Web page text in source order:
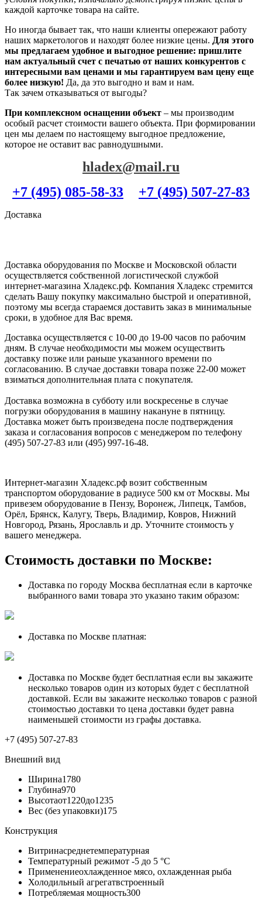
каждой карточке товара на сайте.
Но иногда бывает так, что наши клиенты опережают работу
наших маркетологов и находят более низкие цены. Для этого
мы предлагаем удобное и выгодное решение: пришлите
нам актуальный счет с печатью от наших конкурентов с
интересными вам ценами и мы гарантируем вам цену еще
более низкую! Да, да это выгодно и вам и нам.
Так зачем отказываться от выгоды?
При комплексном оснащении объект – мы производим
особый расчет стоимости вашего объекта. При формировании
цен мы делаем по настоящему выгодное предложение,
которое не оставит вас равнодушными.
hladex@mail.ru
+7 (495) 085-58-33
+7 (495) 507-27-83
Доставка
Доставка оборудования по Москве и Московской области
осуществляется собственной логистической службой
интернет-магазина Хладекс.рф. Компания Хладекс стремится
сделать Вашу покупку максимально быстрой и оперативной,
поэтому мы всегда стараемся доставить заказ в минимальные
сроки, в удобное для Вас время.
Доставка осуществляется с 10-00 до 19-00 часов по рабочим
дням. В случае необходимости мы можем осуществить
доставку позже или раньше указанного времени по
согласованию. В случае доставки товара позже 22-00 может
взиматься дополнительная плата с покупателя.
Доставка возможна в субботу или воскресенье в случае
погрузки оборудования в машину накануне в пятницу.
Доставка может быть произведена после подтверждения
заказа и согласования вопросов с менеджером по телефону
(495) 507-27-83 или (495) 997-16-48.
Интернет-магазин Хладекс.рф возит собственным
транспортом оборудование в радиусе 500 км от Москвы. Мы
привезем оборудование в Пензу, Воронеж, Липецк, Тамбов,
Орёл, Брянск, Калугу, Тверь, Владимир, Ковров, Нижний
Новгород, Рязань, Ярославль и др. Уточните стоимость у
вашего менеджера.
Стоимость доставки по Москве:
Доставка по городу Москва бесплатная если в карточке
выбранного вами товара это указано таким образом:
Доставка по Москве платная:
Доставка по Москве будет бесплатная если вы закажите
несколько товаров один из которых будет с бесплатной
доставкой. Если вы закажите несколько товаров с разной
стоимостью доставки то цена доставки будет равна
наименьшей стоимости из графы доставка.
+7 (495) 507-27-83
Внешний вид
Ширина1780
Глубина970
Высотаот1220до1235
Вес (без упаковки)175
Конструкция
Витринасреднетемпературная
Температурный режимот -5 до 5 °C
Применениеохлажденное мясо, охлажденная рыба
Холодильный агрегатвстроенный
Потребляемая мощность300